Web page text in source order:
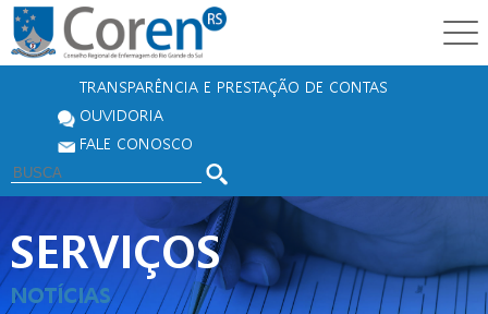
TRANSPARÊNCIA E PRESTAÇÃO DE CONTAS
OUVIDORIA
FALE CONOSCO
SERVIÇOS
NOTÍCIAS